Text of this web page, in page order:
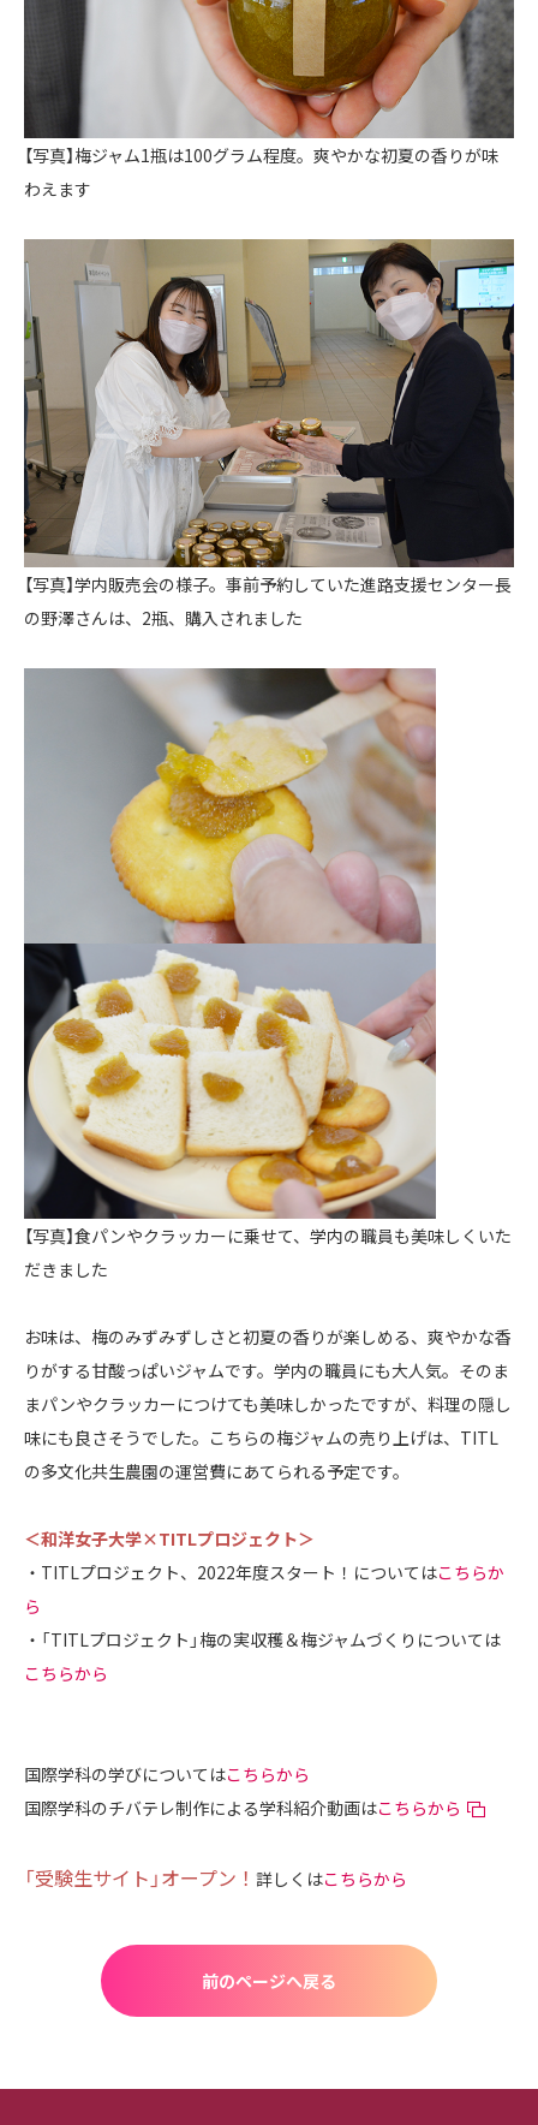
【写真】梅ジャム1瓶は100グラム程度。爽やかな初夏の香りが味
わえます
【写真】学内販売会の様子。事前予約していた進路支援センター長
の野澤さんは、2瓶、購入されました
【写真】食パンやクラッカーに乗せて、学内の職員も美味しくいた
だきました
お味は、梅のみずみずしさと初夏の香りが楽しめる、爽やかな香
りがする甘酸っぱいジャムです。学内の職員にも大人気。そのま
まパンやクラッカーにつけても美味しかったですが、料理の隠し
味にも良さそうでした。こちらの梅ジャムの売り上げは、TITL
の多文化共生農園の運営費にあてられる予定です。
＜和洋女子大学×TITLプロジェクト＞
・TITLプロジェクト、2022年度スタート！についてはこちらか
ら
・「TITLプロジェクト」梅の実収穫＆梅ジャムづくりについては
こちらから
国際学科の学びについてはこちらから
国際学科のチバテレ制作による学科紹介動画はこちらから
「受験生サイト」オープン！ 詳しくはこちらから
前のページへ戻る